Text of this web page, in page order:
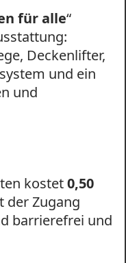
für alle“
Deckenlifter,
und ein
und
kostet0,50
der Zugang
barrierefrei und